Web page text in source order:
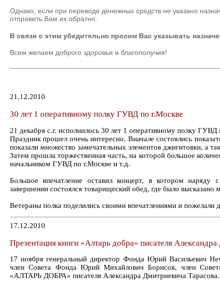
Однако, если при переводе денежных средств не указано
отправить Вам их обратно.
В связи с этим убедительно просим Вас указывать
Всем желаем доброго здоровья и благополучия!
21.12.2010
30 лет 1 оперативному полку ГУВД по г.Москве
21 декабря с.г. исполнилось 30 лет 1 оперативному полку
Праздник прошел очень интересно. Вначале состоялись
показали множество замечательных элементов джигитовки, а
Затем прошла торжественная часть, на которой большое
начальником ГУВД по г.Москве и т.д.
Большое впечатление оставил концерт, в котором наряду
завершении состоялся товарищеский обед, где было
Ветераны полка поделились своими впечатлениями и
17.12.2010
Презентация книги «Алтарь добра» писателя
17 ноября генеральный директор Фонда Юрий Васильевич
член Совета Фонда Юрий Михайлович Борисов, член
«АЛТАРЬ ДОБРА» писателя Александра Дмитриевича Тарасова.